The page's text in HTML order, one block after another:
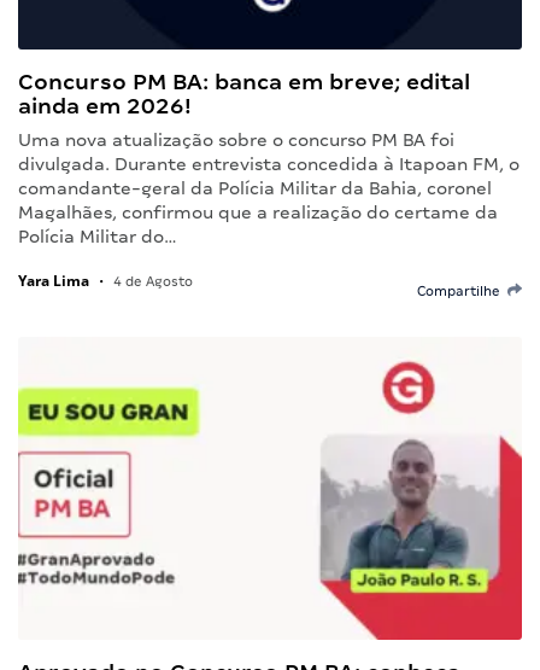
Concurso PM BA: banca em breve; edital
ainda em 2026!
Uma nova atualização sobre o concurso PM BA foi
divulgada. Durante entrevista concedida à Itapoan FM, o
comandante-geral da Polícia Militar da Bahia, coronel
Magalhães, confirmou que a realização do certame da
Polícia Militar do…
Yara Lima • 4 de Agosto
Compartilhe